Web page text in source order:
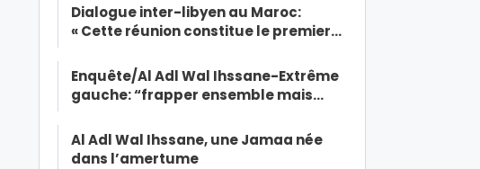
Dialogue inter-libyen au Maroc:
« Cette réunion constitue le premier…
Enquête/Al Adl Wal Ihssane-Extrême
gauche: “frapper ensemble mais…
Al Adl Wal Ihssane, une Jamaa née
dans l’amertume